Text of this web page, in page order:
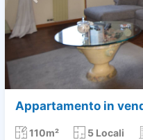
Appartamento in
110m² 5 Locali